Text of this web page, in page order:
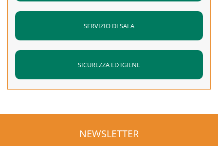
SERVIZIO DI SALA
SICUREZZA ED IGIENE
NEWSLETTER